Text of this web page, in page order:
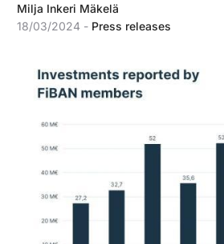
Milja Inkeri Mäkelä
18/03/2024 - Press releases